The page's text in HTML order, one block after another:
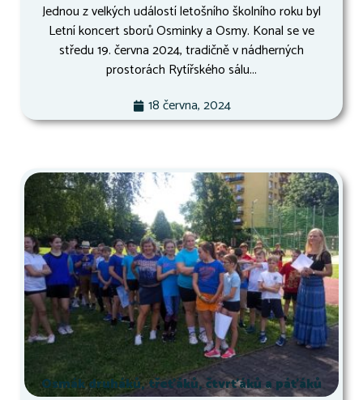
Jednou z velkých událostí letošního školního roku byl
Letní koncert sborů Osminky a Osmy. Konal se ve
středu 19. června 2024, tradičně v nádherných
prostorách Rytířského sálu...
18 června, 2024
Osmák druháků, třeťáků, čtvrťáků a páťáků